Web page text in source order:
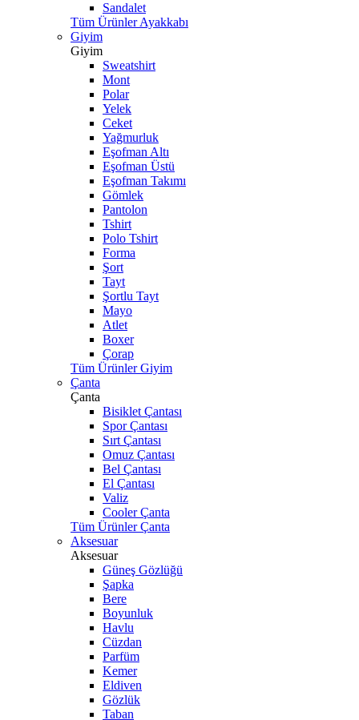
Sandalet
Tüm Ürünler Ayakkabı
Giyim
Giyim
Sweatshirt
Mont
Polar
Yelek
Ceket
Yağmurluk
Eşofman Altı
Eşofman Üstü
Eşofman Takımı
Gömlek
Pantolon
Tshirt
Polo Tshirt
Forma
Şort
Tayt
Şortlu Tayt
Mayo
Atlet
Boxer
Çorap
Tüm Ürünler Giyim
Çanta
Çanta
Bisiklet Çantası
Spor Çantası
Sırt Çantası
Omuz Çantası
Bel Çantası
El Çantası
Valiz
Cooler Çanta
Tüm Ürünler Çanta
Aksesuar
Aksesuar
Güneş Gözlüğü
Şapka
Bere
Boyunluk
Havlu
Cüzdan
Parfüm
Kemer
Eldiven
Gözlük
Taban